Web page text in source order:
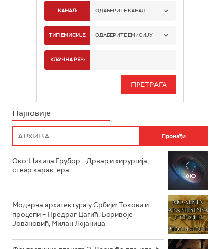
КАНАЛ: ОДАБЕРИТЕ КАНАЛ
РТС 1
РТС 3
РТС ЖИВОТ
РТС КОЛО
ТИП ЕМИСИЈЕ: ОДАБЕРИТЕ ЕМИСИЈУ
ИНФО
КЉУЧНА РЕЧ:
Најновије
Око: Никица Грубор – Дрвар и хирургија,
ствар карактера
Модерна архитектура у Србији: Токови и
процепи – Предраг Цагић, Боривоје
Јовановић, Милан Лојаница